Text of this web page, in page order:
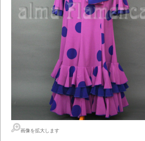
画像を拡大します